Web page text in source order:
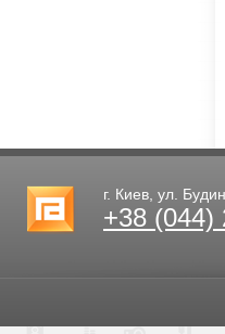
г. Киев, ул.
+38 (044)